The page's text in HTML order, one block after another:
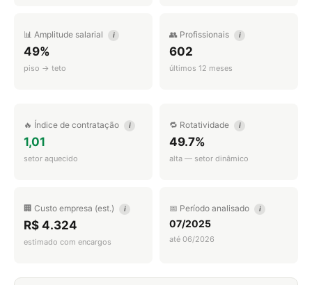
📊 Amplitude salarial i
49%
piso → teto
👥 Profissionais i
602
últimos 12 meses
🔥 Índice de contratação i
1,01
setor aquecido
🔁 Rotatividade i
49.7%
alta — setor dinâmico
🏢 Custo empresa (est.) i
R$ 4.324
estimado com encargos
📅 Período analisado i
07/2025
até 06/2026